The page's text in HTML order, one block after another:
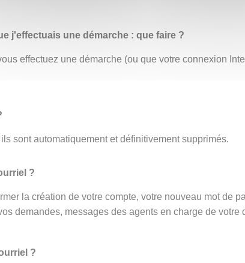
j'effectuais une démarche : que faire ?
effectuez une démarche (ou que votre connexion
sont automatiquement et définitivement supprimés.
?
la création de votre compte, votre nouveau mot de
demandes, messages des agents en charge de votre
?